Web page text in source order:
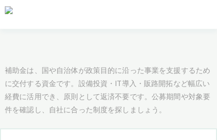
補助金は、国や自治体が政策目的に沿った事業を支援するため
に交付する資金です。設備投資・IT導入・販路開拓など幅広い
経費に活用でき、原則として返済不要です。公募期間や対象要
件を確認し、自社に合った制度を探しましょう。